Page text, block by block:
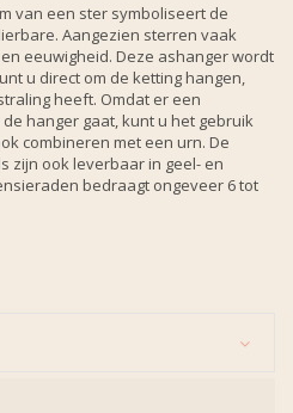
van een ster symboliseert de
Aangezien sterren vaak
eeuwigheid. Deze ashanger wordt
u direct om de ketting hangen,
heeft. Omdat er een
hanger gaat, kunt u het gebruik
combineren met een urn. De
zijn ook leverbaar in geel- en
bedraagt ongeveer 6 tot